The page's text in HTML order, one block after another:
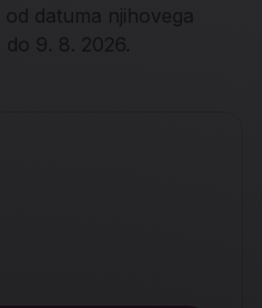
datuma njihovega
9. 8. 2026.